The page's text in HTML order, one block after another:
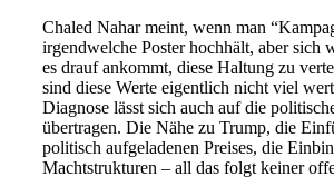
Chaled Nahar meint, wenn man
irgendwelche Poster hochhält, aber sich
es drauf ankommt, diese Haltung zu
sind diese Werte eigentlich nicht viel
Diagnose lässt sich auch auf die
übertragen. Die Nähe zu Trump, die
politisch aufgeladenen Preises, die
Machtstrukturen – all das folgt keiner